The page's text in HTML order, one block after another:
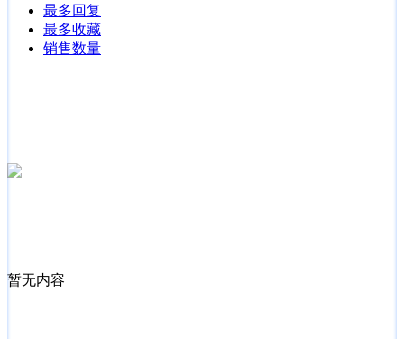
最多回复
最多收藏
销售数量
暂无内容